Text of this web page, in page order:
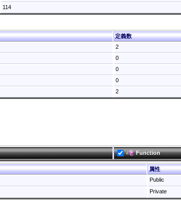
114
定義数
2
0
0
0
2
Function
属性
Public
Private